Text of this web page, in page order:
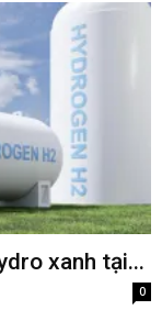
xanh tại...
0